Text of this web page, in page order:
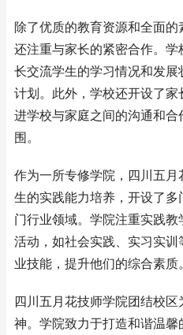
除了优质的教育资源和全面
还注重与家长的紧密合作。
长交流学生的学习情况和发
计划。此外，学校还开设了
进学校与家庭之间的沟通和
围。
作为一所专修学院，四川五
生的实践能力培养，开设了
门行业领域。学院注重实践
活动，如社会实践、实习实
业技能，提升他们的综合素质。
四川五月花技师学院团结校
神。学院致力于打造和谐温